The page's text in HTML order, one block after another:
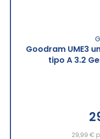
Goodram UME3
tipo A 3.2
29,99 €